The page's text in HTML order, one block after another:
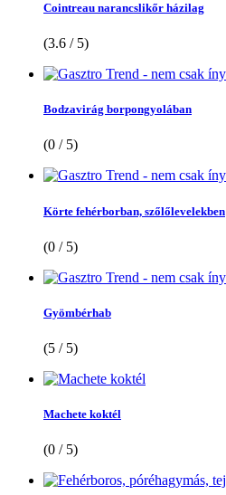
Cointreau narancslikőr házilag
(3.6 / 5)
Bodzavirág borpongyolában
(0 / 5)
Körte fehérborban, szőlőlevelekben
(0 / 5)
Gyömbérhab
(5 / 5)
Machete koktél
(0 / 5)